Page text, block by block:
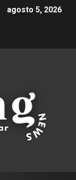
agosto 5, 2026